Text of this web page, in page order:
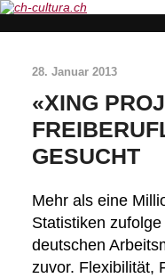
28. Januar 2013
«XING
GESUCHT
Mehr als eine
Statistiken
deutschen
zuvor. Flexibilität,